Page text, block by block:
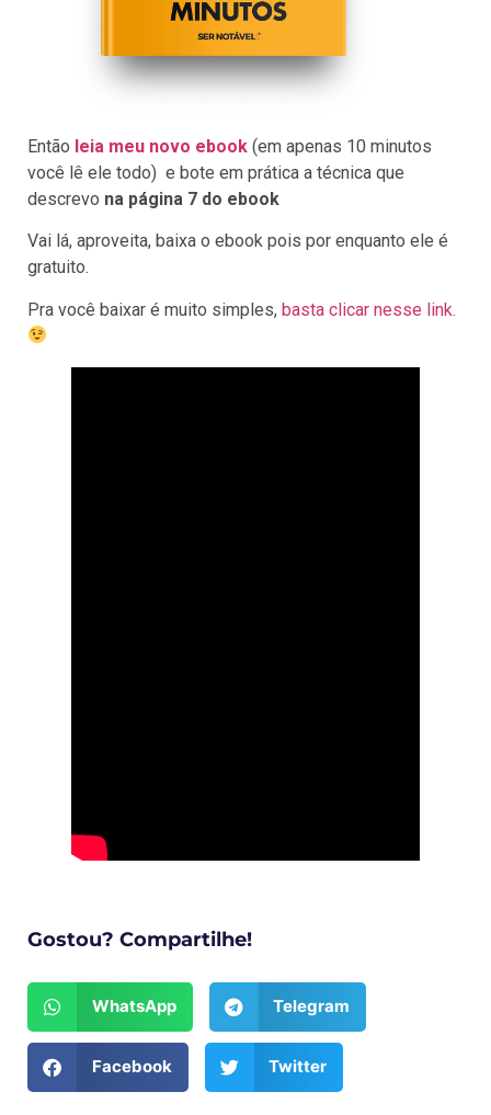
Então leia meu novo ebook (em apenas 10 minutos
você lê ele todo) e bote em prática a técnica que
descrevo na página 7 do ebook
Vai lá, aproveita, baixa o ebook pois por enquanto ele é
gratuito.
Pra você baixar é muito simples, basta clicar nesse link.
Gostou? Compartilhe!
WhatsApp Telegram
Facebook Twitter